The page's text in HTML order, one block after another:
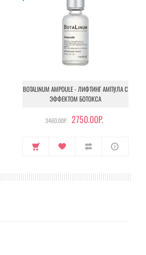
BOTALINUM AMPOULE - ЛИФТИНГ АМПУЛА С
ЭФФЕКТОМ БОТОКСА
3460.00Р. 2750.00Р.